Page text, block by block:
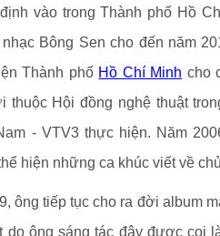
vào trong Thành phố Hồ
Bông Sen cho đến năm
Thành phố Hồ Chí Minh cho
thuộc Hội đồng nghệ thuật
- VTV3 thực hiện. Năm
hiện những ca khúc viết về
ông tiếp tục cho ra đời album
do ông sáng tác đây được coi